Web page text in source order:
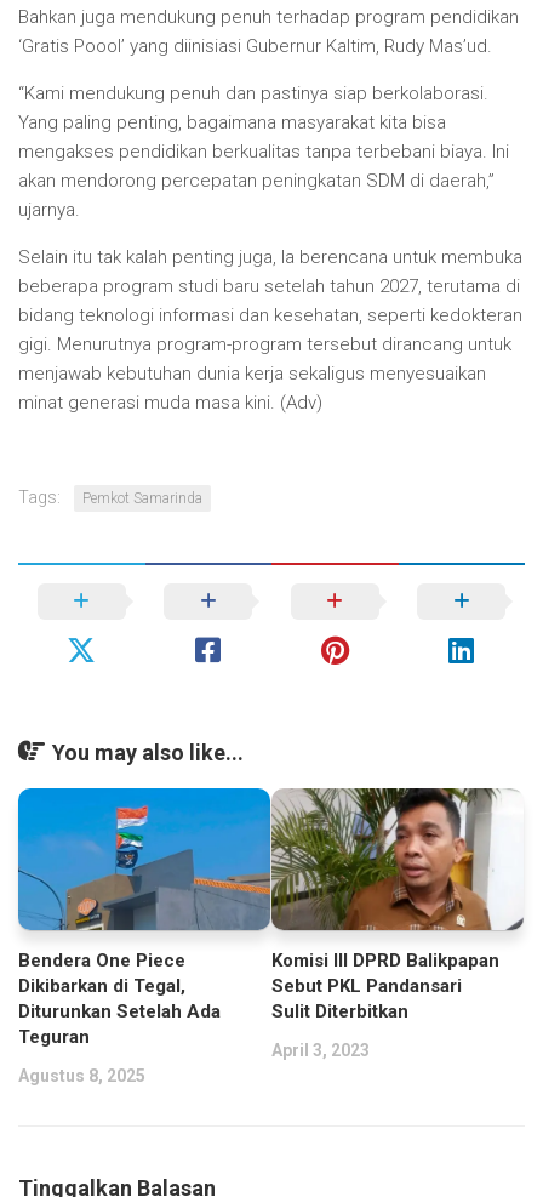
Bahkan juga mendukung penuh terhadap program pendidikan
‘Gratis Poool’ yang diinisiasi Gubernur Kaltim, Rudy Mas’ud.
“Kami mendukung penuh dan pastinya siap berkolaborasi.
Yang paling penting, bagaimana masyarakat kita bisa
mengakses pendidikan berkualitas tanpa terbebani biaya. Ini
akan mendorong percepatan peningkatan SDM di daerah,”
ujarnya.
Selain itu tak kalah penting juga, Ia berencana untuk membuka
beberapa program studi baru setelah tahun 2027, terutama di
bidang teknologi informasi dan kesehatan, seperti kedokteran
gigi. Menurutnya program-program tersebut dirancang untuk
menjawab kebutuhan dunia kerja sekaligus menyesuaikan
minat generasi muda masa kini. (Adv)
Tags: Pemkot Samarinda
You may also like...
Bendera One Piece
Dikibarkan di Tegal,
Diturunkan Setelah Ada
Teguran
Agustus 8, 2025
Komisi III DPRD Balikpapan
Sebut PKL Pandansari
Sulit Diterbitkan
April 3, 2023
Tinggalkan Balasan